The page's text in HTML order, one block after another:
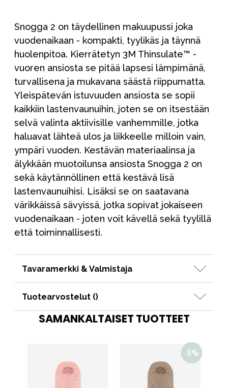
Snogga 2 on täydellinen makuupussi joka
vuodenaikaan - kompakti, tyylikäs ja täynnä
huolenpitoa. Kierrätetyn 3M Thinsulate™ -
vuoren ansiosta se pitää lapsesi lämpimänä,
turvallisena ja mukavana säästä riippumatta.
Yleispätevän istuvuuden ansiosta se sopii
kaikkiin lastenvaunuihin, joten se on itsestään
selvä valinta aktiivisille vanhemmille, jotka
haluavat lähteä ulos ja liikkeelle milloin vain,
ympäri vuoden. Kestävän materiaalinsa ja
älykkään muotoilunsa ansiosta Snogga 2 on
sekä käytännöllinen että kestävä lisä
lastenvaunuihisi. Lisäksi se on saatavana
värikkäissä sävyissä, jotka sopivat jokaiseen
vuodenaikaan - joten voit kävellä sekä tyylillä
että toiminnallisesti.
Tavaramerkki & Valmistaja
Tuotearvostelut ()
SAMANKALTAISET TUOTTEET